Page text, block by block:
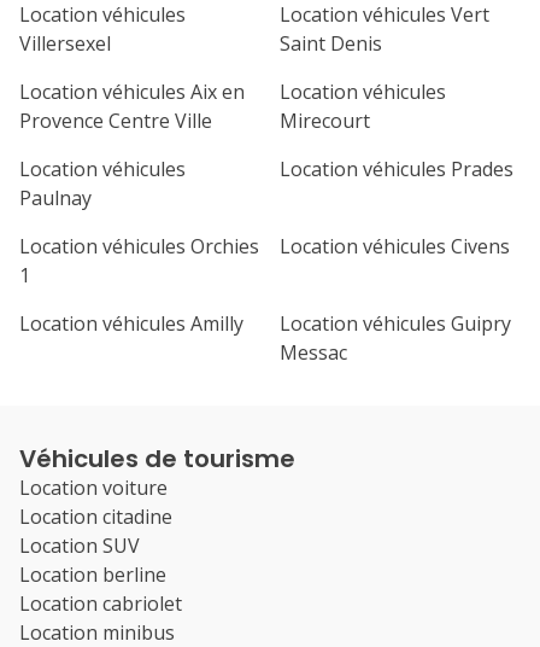
Location véhicules
Villersexel
Location véhicules Vert
Saint Denis
Location véhicules Aix en
Provence Centre Ville
Location véhicules
Mirecourt
Location véhicules
Paulnay
Location véhicules Prades
Location véhicules Orchies
1
Location véhicules Civens
Location véhicules Amilly
Location véhicules Guipry
Messac
Véhicules de tourisme
Location voiture
Location citadine
Location SUV
Location berline
Location cabriolet
Location minibus